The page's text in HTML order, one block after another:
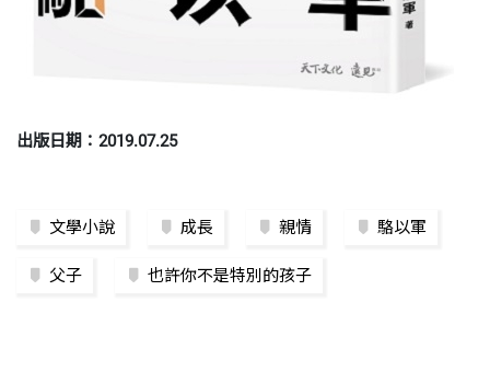
出版日期：2019.07.25
文學小說 成長 親情 駱以軍
父子 也許你不是特別的孩子